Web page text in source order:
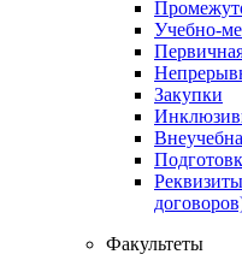
Учебно-
Закупки
Факультеты